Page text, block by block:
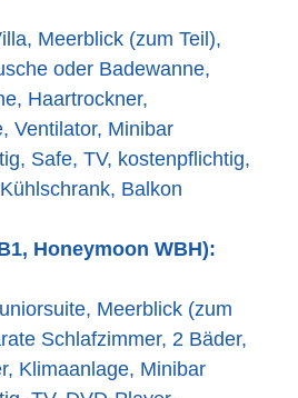
Meerblick (zum Teil),
oder Badewanne,
Haartrockner,
Ventilator, Minibar
Safe, TV, kostenpflichtig,
Balkon
Honeymoon WBH):
Meerblick (zum
Schlafzimmer, 2 Bäder,
Klimaanlage, Minibar